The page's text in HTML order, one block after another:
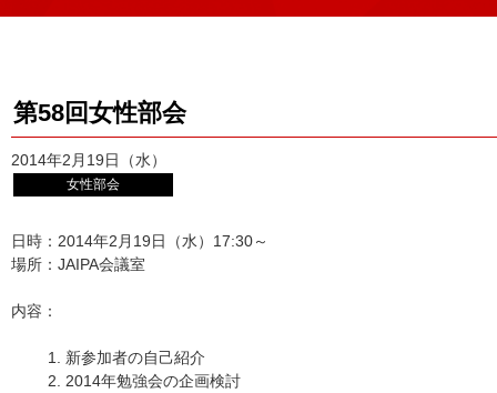
第58回女性部会
2014年2月19日（水）
女性部会
日時：2014年2月19日（水）17:30～
場所：JAIPA会議室
内容：
新参加者の自己紹介
2014年勉強会の企画検討